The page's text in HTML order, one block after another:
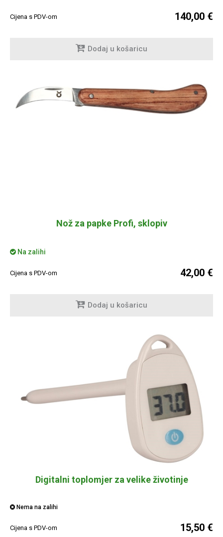
Cijena s PDV-om 140,00 €
Dodaj u košaricu
Nož za papke Profi, sklopiv
Na zalihi
Cijena s PDV-om 42,00 €
Dodaj u košaricu
Digitalni toplomjer za velike životinje
Nema na zalihi
Cijena s PDV-om 15,50 €